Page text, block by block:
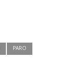
PARO